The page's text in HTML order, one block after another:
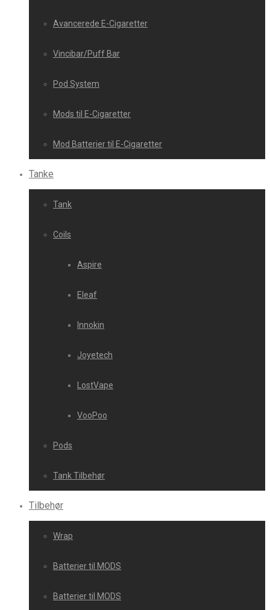
Avancerede E-Cigaretter
Vincibar/Puff Bar
Pod System
Mods til E-Cigaretter
Mod Batterier til E-Cigaretter
Tanke
Tank
Coils
Aspire
Eleaf
Innokin
Joyetech
LostVape
VooPoo
Pods
Tank Tilbehør
Tilbehør
Wrap
Batterier til MODS
Batterier til MODS